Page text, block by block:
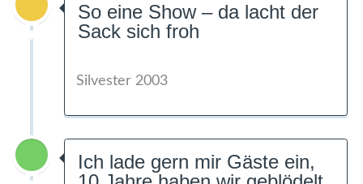
So eine Show – da lacht der
Sack sich froh
Silvester 2003
Ich lade gern mir Gäste ein,